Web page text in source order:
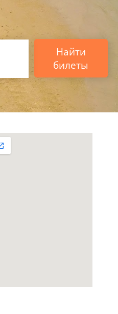
Найти
билеты